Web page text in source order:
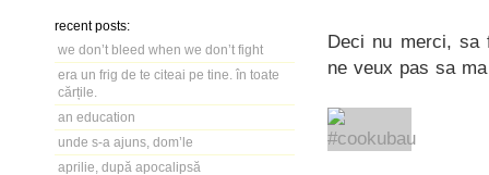
recent posts:
we don’t bleed when we don’t fight
era un frig de te citeai pe tine. în toate
cărțile.
an education
unde s-a ajuns, dom’le
aprilie, după apocalipsă
Deci nu merci, sa
ne veux pas sa